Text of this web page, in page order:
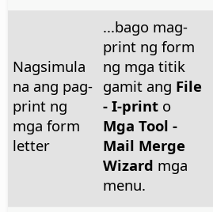
Nagsimula
na ang pag-
print ng
mga form
letter
...bago mag-
print ng form
ng mga titik
gamit ang File
- I-printo
Mga Tool -
Mail Merge
Wizard mga
menu.